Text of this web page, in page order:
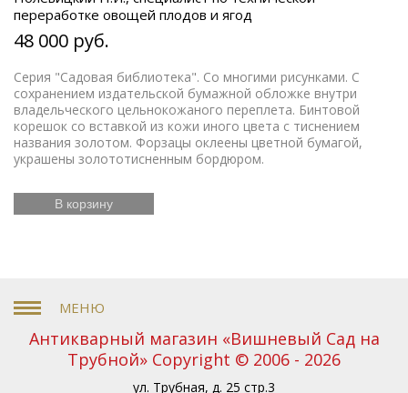
переработке овощей плодов и ягод
48 000 руб.
Серия "Садовая библиотека". Со многими рисунками. С
сохранением издательской бумажной обложке внутри
владельческого цельнокожаного переплета. Бинтовой
корешок со вставкой из кожи иного цвета с тиснением
названия золотом. Форзацы оклеены цветной бумагой,
украшены золототисненным бордюром.
В корзину
Антикварный магазин «Вишневый Сад на
Трубной» Copyright © 2006 - 2026
ул. Трубная, д. 25 стр.3